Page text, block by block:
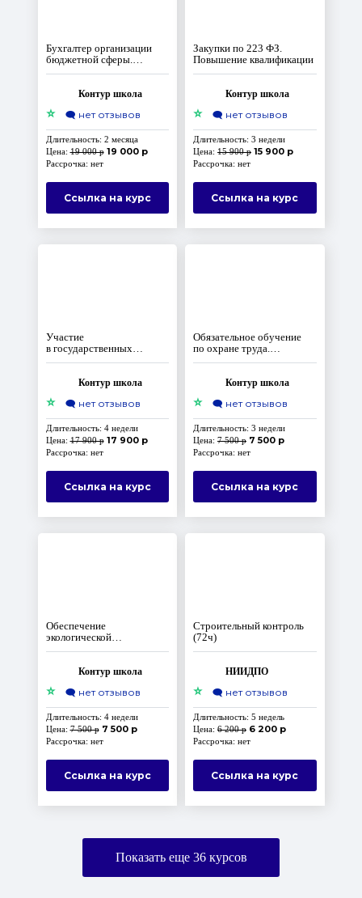
Бухгалтер организации
бюджетной сферы.
Повышение квалификации,
Контур школа
⭐ 🗨️ нет отзывов
Длительность: 2 месяца
Цена:19 000 р 19 000 р
Рассрочка: нет
Ссылка на курс
Закупки по 223 ФЗ.
Повышение квалификации
Контур школа
⭐ 🗨️ нет отзывов
Длительность: 3 недели
Цена: 15 900 р 15 900 р
Рассрочка: нет
Ссылка на курс
Участие
в государственных
и муниципальных
система по 44‑ФЗ
Контур школа
⭐ 🗨️ нет отзывов
Длительность: 4 недели
Цена:17 900 р 17 900 р
Рассрочка: нет
Ссылка на курс
Обязательное обучение
по охране труда.
Комплект‑максимум
Контур школа
⭐ 🗨️ нет отзывов
Длительность: 3 недели
Цена: 7 500 р 7 500 р
Рассрочка: нет
Ссылка на курс
Обеспечение
экологической
безопасности при работах
с отходами I–IV классов
Контур школа
⭐ 🗨️ нет отзывов
Длительность: 4 недели
Цена:7 500 р 7 500 р
Рассрочка: нет
Ссылка на курс
Строительный контроль
(72ч)
НИИДПО
⭐ 🗨️ нет отзывов
Длительность: 5 недель
Цена: 6 200 р 6 200 р
Рассрочка: нет
Ссылка на курс
Показать еще 36курсов